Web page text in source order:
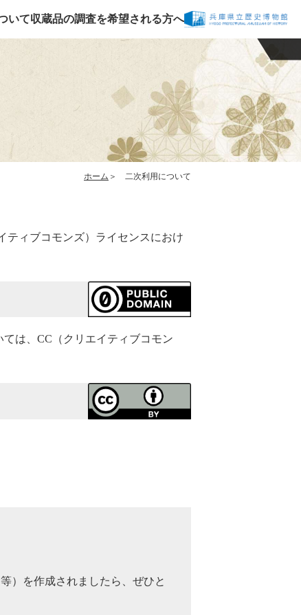
いて収蔵品の調査を希望される方へ
ホーム 二次利用について
ティブコモンズ）ライセンスにおけ
は、CC（クリエイティブコモン
）を作成されましたら、ぜひと